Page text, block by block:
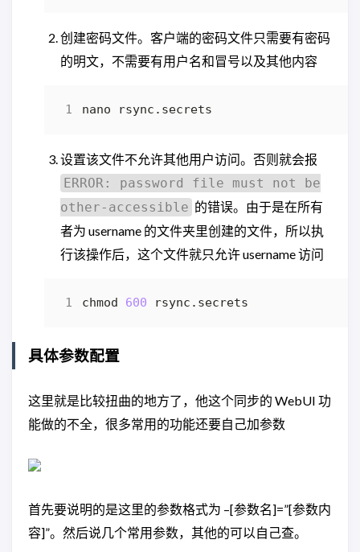
创建密码文件。客户端的密码文件只需要有密码
的明文，不需要有用户名和冒号以及其他内容
设置该文件不允许其他用户访问。否则就会报
ERROR: password file must not be
other-accessible 的错误。由于是在所有
者为 username 的文件夹里创建的文件，所以执
行该操作后，这个文件就只允许 username 访问
chmod 600
具体参数配置
这里就是比较扭曲的地方了，他这个同步的 WebUI 功
能做的不全，很多常用的功能还要自己加参数
首先要说明的是这里的参数格式为 –[参数名]=”[参数内
容]”。然后说几个常用参数，其他的可以自己查。